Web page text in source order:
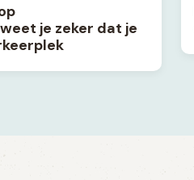
je zeker dat je